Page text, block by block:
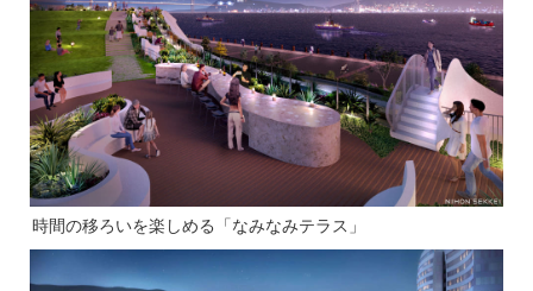
時間の移ろいを楽しめる「なみなみテラス」